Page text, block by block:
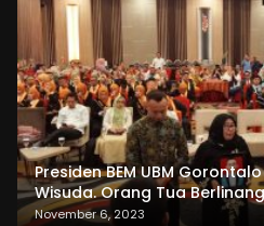
Presiden BEM UBM
Wisuda. Orang Tua
dan Pemasangan Salempang
November 6, 2023